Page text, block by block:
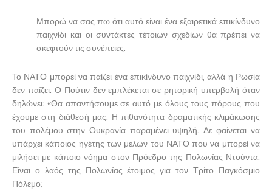
Μπορώ να σας πω ότι αυτό είναι ένα εξαιρετικά επικίνδυνο
παιχνίδι και οι συντάκτες τέτοιων σχεδίων θα πρέπει να
σκεφτούν τις συνέπειες.
Το ΝΑΤΟ μπορεί να παίζει ένα επικίνδυνο παιχνίδι, αλλά η Ρωσία
δεν παίζει. Ο Πούτιν δεν εμπλέκεται σε ρητορική υπερβολή όταν
δηλώνει: «Θα απαντήσουμε σε αυτό με όλους τους πόρους που
έχουμε στη διάθεσή μας. Η πιθανότητα δραματικής κλιμάκωσης
του πολέμου στην Ουκρανία παραμένει υψηλή. Δε φαίνεται να
υπάρχει κάποιος ηγέτης των μελών του ΝΑΤΟ που να μπορεί να
μιλήσει με κάποιο νόημα στον Πρόεδρο της Πολωνίας Ντούντα.
Είναι ο λαός της Πολωνίας έτοιμος για τον Τρίτο Παγκόσμιο
Πόλεμο;